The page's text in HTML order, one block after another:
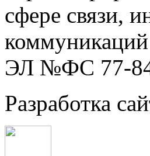
сфере связи,
коммуникаций
ЭЛ №ФС 77-
Разработка